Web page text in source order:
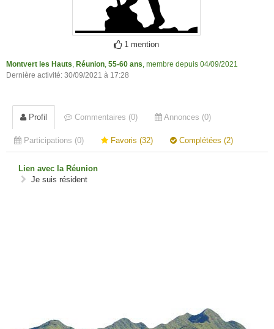
1 mention
Montvert les Hauts Réunion 55-60 ans , membre depuis 04/09/2021
Dernière activité: 30/09/2021 à 17:28
Profil Commentaires (0) Annonces (0)
Participations (0) Favoris (32) Complétées (2)
Lien avec la Réunion
Je suis résident